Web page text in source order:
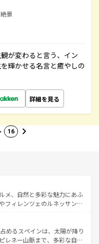
景
が変わると言う、イン
輝かせる名言と癒やしの
詳細を見る
16
メ、自然と多彩な魅力にあふ
フィレンツェのルネッサンス
園風景やアマルフィ海岸の絶
い。観光の合間には、本場の
タリア料理を堪能することも
めるスペインは、太陽が降り
レネー山脈まで、多彩な自然